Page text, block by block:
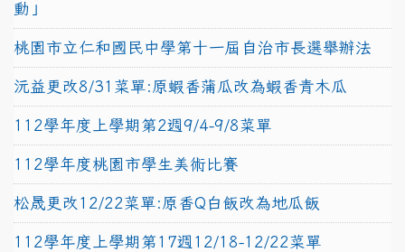
動」
桃園市立仁和國民中學第十一屆自治市長選舉辦法
沅益更改8/31菜單:原蝦香蒲瓜改為蝦香青木瓜
112學年度上學期第2週9/4-9/8菜單
112學年度桃園市學生美術比賽
松晟更改12/22菜單:原香Q白飯改為地瓜飯
112學年度上學期第17週12/18-12/22菜單